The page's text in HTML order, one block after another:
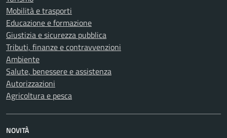
Mobilità e trasporti
Educazione e formazione
Giustizia e sicurezza pubblica
Tributi, finanze e contravvenzioni
Ambiente
Salute, benessere e assistenza
Autorizzazioni
Agricoltura e pesca
NOVITÀ